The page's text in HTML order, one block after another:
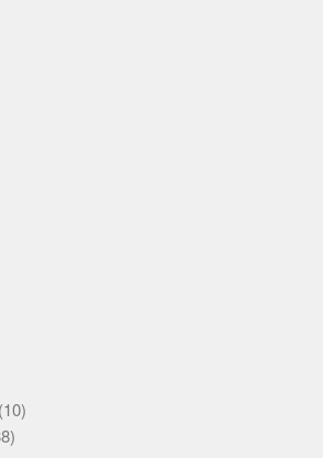
(10)